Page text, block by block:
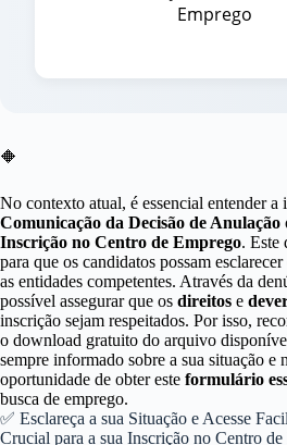
🔶
No contexto atual, é essencial entender a
Comunicação da Decisão de Anulação
Inscrição no Centro de Emprego. Este
para que os candidatos possam esclarecer
as entidades competentes. Através da
possível assegurar que os direitos e
inscrição sejam respeitados. Por isso,
o download gratuito do arquivo
sempre informado sobre a sua situação e
oportunidade de obter este formulário
busca de emprego.
✅ Esclareça a sua Situação e Acesse
Crucial para a sua Inscrição no Centro